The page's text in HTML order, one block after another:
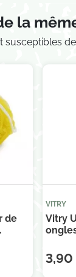
la
susceptibles
de
VITRY
Vitry